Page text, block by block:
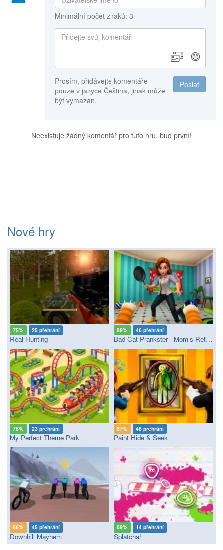
Minimální počet znaků: 3
😄
Poslat
Prosím, přidávejte komentáře
pouze v jazyce Čeština, jinak může
být vymazán.
Neexistuje žádný komentář pro tuto hru, buď první!
Nové hry
75% 25 přehrání
Real Hunting
89% 46 přehrání
Bad Cat Prankster - Mom’s Return
78% 23 přehrání
My Perfect Theme Park
67% 48 přehrání
Paint Hide & Seek
56% 45 přehrání
Downhill Mayhem
89% 14 přehrání
Splatcha!